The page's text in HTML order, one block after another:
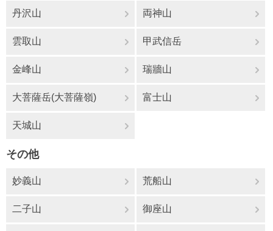
丹沢山 両神山
雲取山 甲武信岳
金峰山 瑞牆山
大菩薩岳(大菩薩嶺) 富士山
天城山
その他
妙義山 荒船山
二子山 御座山